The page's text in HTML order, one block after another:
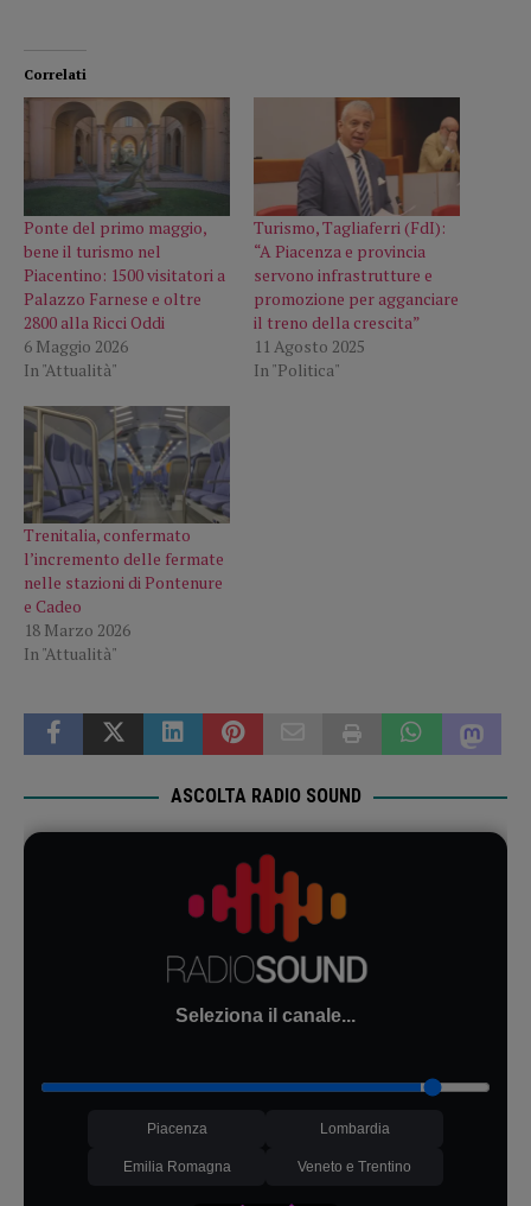
Correlati
Ponte del primo maggio,
bene il turismo nel
Piacentino: 1500 visitatori a
Palazzo Farnese e oltre
2800 alla Ricci Oddi
6 Maggio 2026
In "Attualità"
Turismo, Tagliaferri (FdI):
“A Piacenza e provincia
servono infrastrutture e
promozione per agganciare
il treno della crescita”
11 Agosto 2025
In "Politica"
Trenitalia, confermato
l’incremento delle fermate
nelle stazioni di Pontenure
e Cadeo
18 Marzo 2026
In "Attualità"
ASCOLTA RADIO SOUND
Seleziona il canale...
Piacenza Lombardia
Emilia Romagna Veneto e Trentino